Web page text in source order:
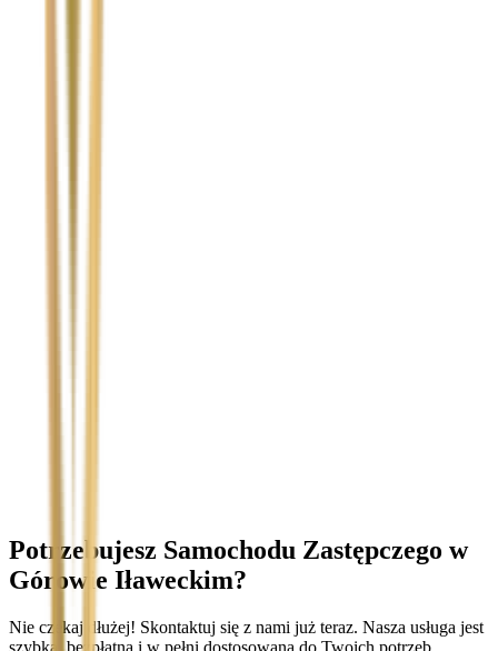
Potrzebujesz Samochodu Zastępczego w
Górowie Iławeckim?
Nie czekaj dłużej! Skontaktuj się z nami już teraz. Nasza usługa jest